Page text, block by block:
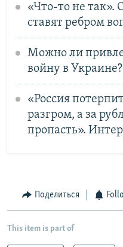
«Что-то не так».
ставят ребром
Можно ли
войну в Украине?
«Россия
разгром, а за
пропасть».
Поделиться
This item is part of